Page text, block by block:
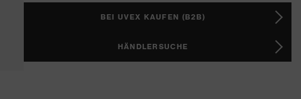
BEI UVEX KAUFEN (B2B)
HÄNDLERSUCHE